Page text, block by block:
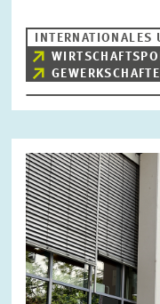
INTERNATIONALES
Bild
öffnet
in
vergrößerter
Ansicht